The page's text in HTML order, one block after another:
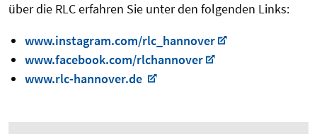
über die RLC erfahren Sie unter den folgenden Links:
www.instagram.com/rlc_hannover
www.facebook.com/rlchannover
www.rlc-hannover.de